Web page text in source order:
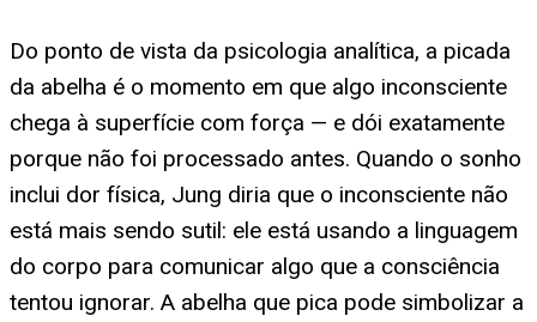
Do ponto de vista da psicologia analítica, a picada
da abelha é o momento em que algo inconsciente
chega à superfície com força — e dói exatamente
porque não foi processado antes. Quando o sonho
inclui dor física, Jung diria que o inconsciente não
está mais sendo sutil: ele está usando a linguagem
do corpo para comunicar algo que a consciência
tentou ignorar. A abelha que pica pode simbolizar a